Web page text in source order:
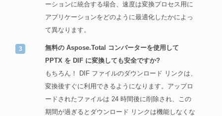
ーションに統合する場合、速度は変換プロセス用に
アプリケーションをどのように最適化したかによっ
て異なります。
無料の Aspose.Total コンバーターを使用して
PPTX を DIF に変換しても安全ですか?
もちろん！ DIF ファイルのダウンロード リンクは、
変換後すぐに利用できるようになります。アップロ
ードされたファイルは 24 時間後に削除され、この
期間が過ぎるとダウンロード リンクは機能しなくな